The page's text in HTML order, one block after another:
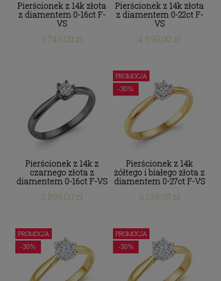
Pierścionek z 14k złota
z diamentem 0-16ct F-
VS
3 749,00 zł
Pierścionek z 14k złota
z diamentem 0-22ct F-
VS
4 599,00 zł
Pierścionek z 14k z
czarnego złota z
diamentem 0-16ct F-VS
3 899,00 zł
Pierścionek z 14k
żółtego i białego złota z
diamentem 0-27ct F-VS
-30%
6 199,00 zł
PROMOCJA
-30%
PROMOCJA
-30%
PROMOCJA